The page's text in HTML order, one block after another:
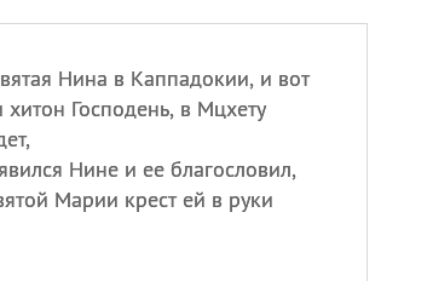
Нина в Каппадокии, и вот
хитон Господень, в Мцхету
Нине и ее благословил,
Марии крест ей в руки